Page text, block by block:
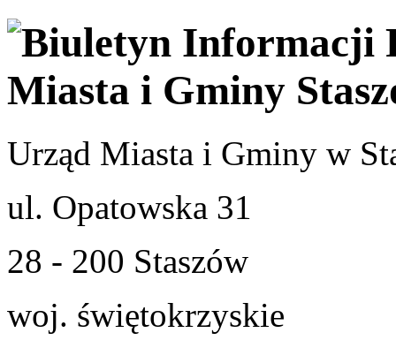
Urząd Miasta i Gminy w
ul. Opatowska 31
28 - 200 Staszów
woj. świętokrzyskie